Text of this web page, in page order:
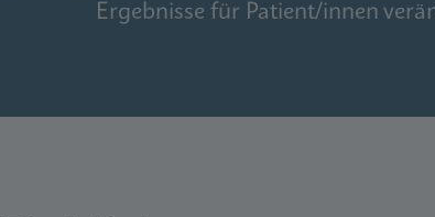
Ergebnisse für Patient/innen